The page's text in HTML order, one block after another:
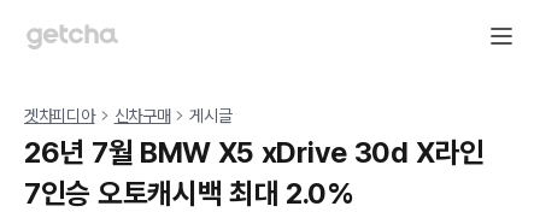
겟차피디아 신차구매 게시글
26년 7월 BMW X5 xDrive 30d X라인
7인승 오토캐시백 최대 2.0%